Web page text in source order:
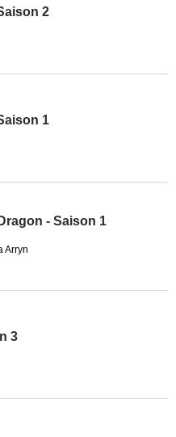
2
1
- Saison 1
Arryn
3